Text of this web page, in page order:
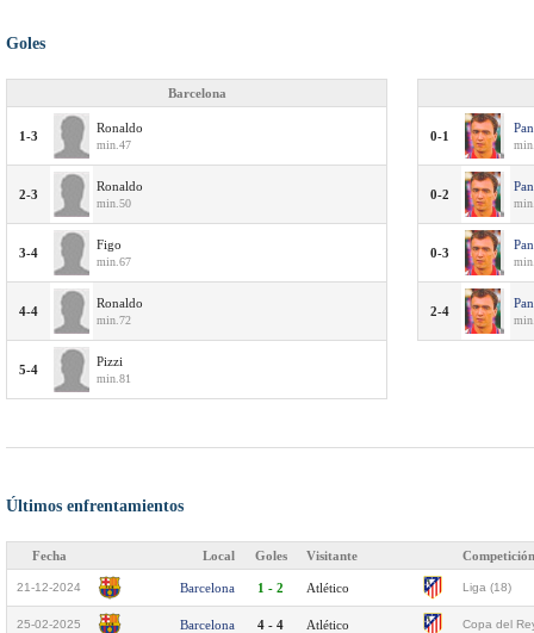
Goles
Barcelona
1-3
Ronaldo
min.47
2-3
Ronaldo
min.50
3-4
Figo
min.67
4-4
Ronaldo
min.72
5-4
Pizzi
min.81
0-1
0-2
0-3
2-4
Últimos enfrentamientos
Fecha Local Goles Visitante Competición
21-12-2024 Barcelona 1 - 2 Atlético Liga (18)
25-02-2025 Barcelona 4 - 4 Atlético Copa del